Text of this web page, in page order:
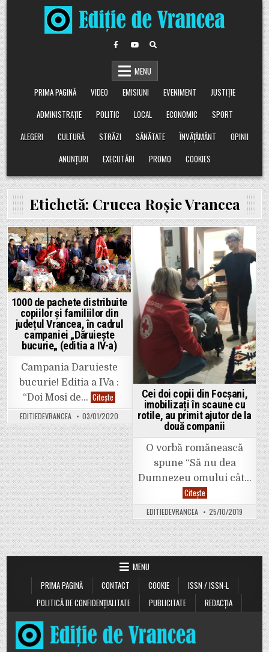
Skip
to
content
MENU
PRIMA PAGINĂ
VIDEO EMISIUNI EVENIMENT
JUSTIȚIE
ADMINISTRAȚIE
POLITIC LOCAL ECONOMIC
SPORT
ALEGERI
CULTURĂ STRĂZI SĂNĂTATE ÎNVĂȚĂMÂNT
OPINII
ANUNȚURI
EXECUTĂRI PROMO COOKIES
Etichetă: Crucea Roșie Vrancea
Posted
in
1000 de pachete distribuite
copiilor și familiilor din
județul Vrancea, în cadrul
campaniei „Dăruiește
bucurie„ (editia a IV-a)
Campania Daruieste
bucurie! Editia a IVa :
“Doi Mosi de… Citește
de
pachete
distribuite
copiilor
și
familiilor
din
județul
Vrancea,
în
cadrul
campaniei
„Dăruiește
bucurie„
(editia
a
IV-
a)
EDITIEDEVRANCEA 03/01/2020
Posted
in
Cei doi copii din Focșani,
imobilizați în scaune cu
rotile, au primit ajutor de la
două companii
O vorbă romănească
spune “Să nu dea
Dumnezeu omului cât…
CiteșteCei
doi
copii
din
Focșani,
imobilizați
în
scaune
cu
ajutor
de
la
două
EDITIEDEVRANCEA 25/10/2019
MENU
PRIMA PAGINĂ
CONTACT COOKIE
ISSN / ISSN-L
POLITICĂ DE CONFIDENȚIALITATE
PUBLICITATE REDACȚIA